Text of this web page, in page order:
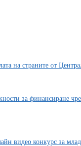
на страните от
за финансиране
видео конкурс за